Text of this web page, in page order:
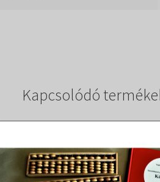
Kapcsolódó